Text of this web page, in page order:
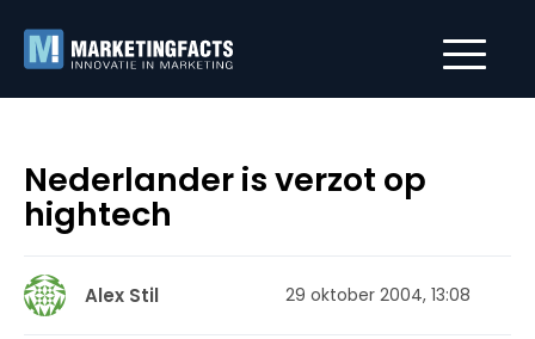
Nederlander is verzot op
hightech
Alex Stil 29 oktober 2004, 13:08